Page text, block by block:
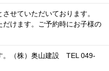
せていただいております。
けます。ご予約時にお子様の
。（株）奥山建設 TEL 049-